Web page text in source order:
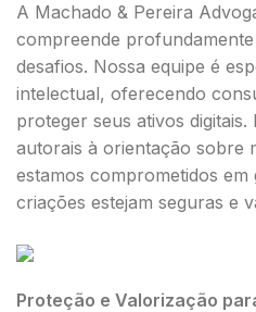
A Machado & Pereira
compreende
desafios. Nossa equipe é
intelectual, oferecendo
proteger seus ativos
autorais à orientação sobre
estamos comprometidos em
criações estejam seguras e
Proteção e Valorização